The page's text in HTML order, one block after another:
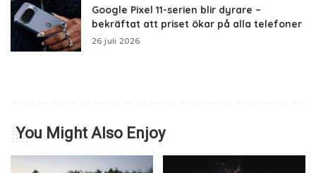
Google Pixel 11-serien blir dyrare –
bekräftat att priset ökar på alla telefoner
26 juli 2026
You Might Also Enjoy